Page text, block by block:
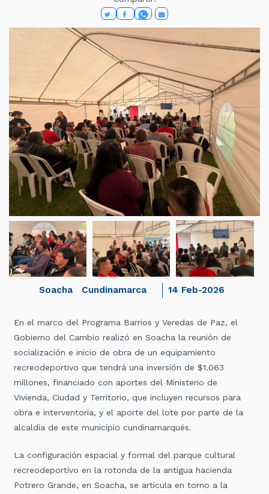
Cundinamarca
Soacha 14 Feb-2026
En el marco del Programa Barrios y Veredas de Paz, el
Gobierno del Cambio realizó en Soacha la reunión de
socialización e inicio de obra de un equipamiento
recreodeportivo que tendrá una inversión de $1.063
millones, financiado con aportes del Ministerio de
Vivienda, Ciudad y Territorio, que incluyen recursos para
obra e interventoría, y el aporte del lote por parte de la
alcaldía de este municipio cundinamarqués.
La configuración espacial y formal del parque cultural
recreodeportivo en la rotonda de la antigua hacienda
Potrero Grande, en Soacha, se articula en torno a la